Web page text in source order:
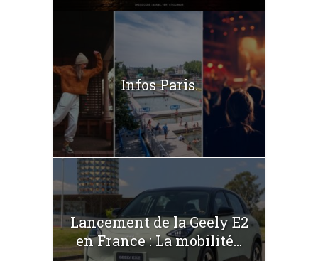
Infos Paris.
Lancement de la Geely E2
en France : La mobilité...